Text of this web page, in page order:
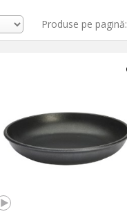
Produse pe pagină: